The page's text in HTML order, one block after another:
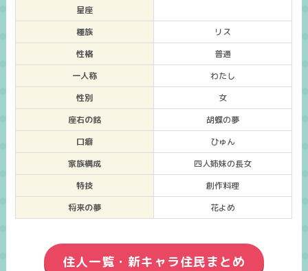
星座
種族
リス
性格
普通
一人称
わたし
性別
女
座右の銘
胡蝶の夢
口癖
ひゅん
家族構成
四人姉妹の長女
特技
創作料理
将来の夢
花よめ
住人一覧・新キャラ住民まとめ